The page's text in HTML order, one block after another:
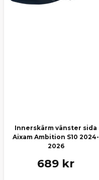
Innerskärm vänster sida
Aixam Ambition S10 2024-
2026
689 kr